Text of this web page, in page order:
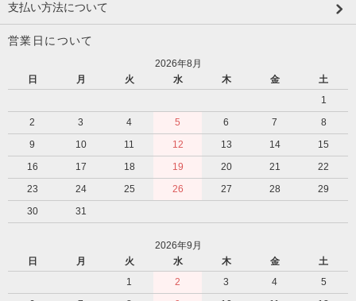
支払い方法について
営業日について
2026年8月
日
月 火 水 木 金
土
1
2
3 4 5 6 7
8
9
10 11 12 13 14
15
16
17 18 19 20 21
22
23
24 25 26 27 28
29
30
31
2026年9月
日
月 火 水 木 金
土
1
2 3 4
5